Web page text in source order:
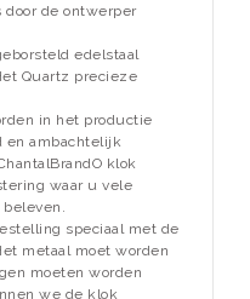
door de ontwerper
edelstaal
Quartz precieze
in het productie
en ambachtelijk
klok
waar u vele
speciaal met de
metaal moet worden
moeten worden
we de klok